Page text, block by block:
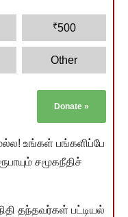
₹500
Other
Donate »
உங்கள் பங்களிப்பே
சமூகநீதிச்
தந்தவர்கள் பட்டியல்